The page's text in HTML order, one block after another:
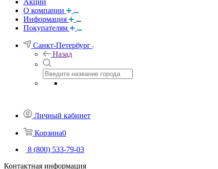
Акции
О компании
Информация
Покупателям
Санкт-Петербург
Назад
Личный кабинет
Корзина0
8 (800) 533-79-03
Контактная информация